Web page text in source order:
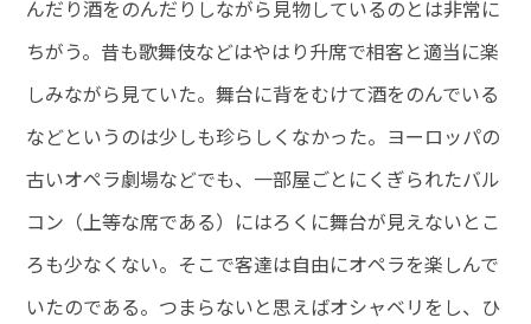
んだり酒をのんだりしながら見物しているのとは非常に
ちがう。昔も歌舞伎などはやはり升席で相客と適当に楽
しみながら見ていた。舞台に背をむけて酒をのんでいる
などというのは少しも珍らしくなかった。ヨーロッパの
古いオペラ劇場などでも、一部屋ごとにくぎられたバル
コン（上等な席である）にはろくに舞台が見えないとこ
ろも少なくない。そこで客達は自由にオペラを楽しんで
いたのである。つまらないと思えばオシャベリをし、ひ